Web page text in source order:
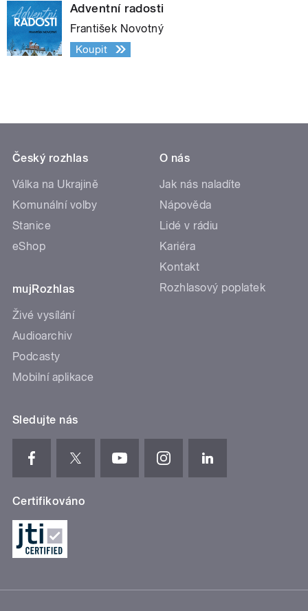
Adventní radosti
František Novotný
Koupit
Český rozhlas
Válka na Ukrajině
Komunální volby
Stanice
eShop
mujRozhlas
Živé vysílání
Audioarchiv
Podcasty
Mobilní aplikace
O nás
Jak nás naladíte
Nápověda
Lidé v rádiu
Kariéra
Kontakt
Rozhlasový poplatek
Sledujte nás
Certifikováno